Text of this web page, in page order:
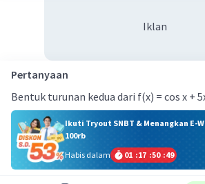
Iklan
Pertanyaan
Bentuk turunan kedua dari f(x) = cos x +
Ikuti Tryout SNBT & Menangkan E-
100rb
Habis dalam
01 :17 :50 :48